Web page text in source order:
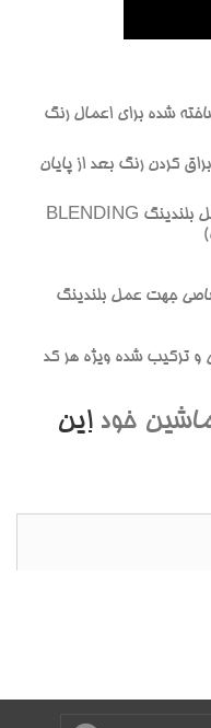
شده براي اعمال رنگ
کردن رنگ بعد از پايان
پارچه مخصوص سفارشي جهت عمل بلندينگ BLENDING
جهت عمل بلندينگ
ترکيب شده ويژه هر کد
ماشين خوداين